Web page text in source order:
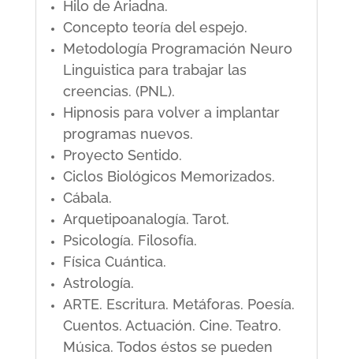
Hilo de Ariadna.
Concepto teoría del espejo.
Metodología Programación Neuro
Linguistica para trabajar las
creencias. (PNL).
Hipnosis para volver a implantar
programas nuevos.
Proyecto Sentido.
Ciclos Biológicos Memorizados.
Cábala.
Arquetipoanalogía. Tarot.
Psicología. Filosofía.
Física Cuántica.
Astrología.
ARTE. Escritura. Metáforas. Poesía.
Cuentos. Actuación. Cine. Teatro.
Música. Todos éstos se pueden